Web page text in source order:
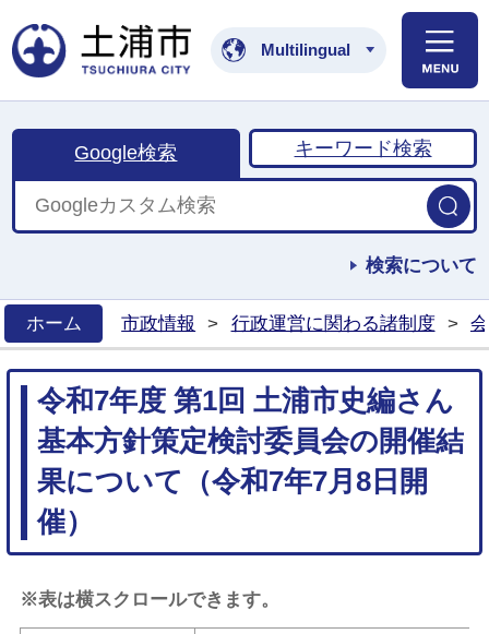
土浦市公式ホームペ
Multilingual
Google検索 キーワード検索
検索について
ホーム
市政情報 > 行政運営に関わる諸制度 >
令和7年度 第1回 土浦市史編さん
基本方針策定検討委員会の開催結
果について（令和7年7月8日開
催）
※表は横スクロールできます。